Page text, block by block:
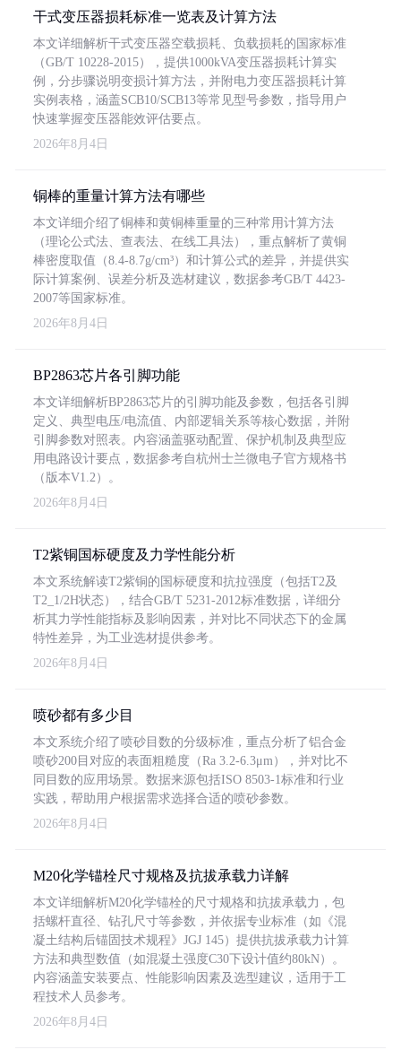
干式变压器损耗标准一览表及计算方法
本文详细解析干式变压器空载损耗、负载损耗的国家标准
（GB/T 10228-2015），提供1000kVA变压器损耗计算实
例，分步骤说明变损计算方法，并附电力变压器损耗计算
实例表格，涵盖SCB10/SCB13等常见型号参数，指导用户
快速掌握变压器能效评估要点。
2026年8月4日
铜棒的重量计算方法有哪些
本文详细介绍了铜棒和黄铜棒重量的三种常用计算方法
（理论公式法、查表法、在线工具法），重点解析了黄铜
棒密度取值（8.4-8.7g/cm³）和计算公式的差异，并提供实
际计算案例、误差分析及选材建议，数据参考GB/T 4423-
2007等国家标准。
2026年8月4日
BP2863芯片各引脚功能
本文详细解析BP2863芯片的引脚功能及参数，包括各引脚
定义、典型电压/电流值、内部逻辑关系等核心数据，并附
引脚参数对照表。内容涵盖驱动配置、保护机制及典型应
用电路设计要点，数据参考自杭州士兰微电子官方规格书
（版本V1.2）。
2026年8月4日
T2紫铜国标硬度及力学性能分析
本文系统解读T2紫铜的国标硬度和抗拉强度（包括T2及
T2_1/2H状态），结合GB/T 5231-2012标准数据，详细分
析其力学性能指标及影响因素，并对比不同状态下的金属
特性差异，为工业选材提供参考。
2026年8月4日
喷砂都有多少目
本文系统介绍了喷砂目数的分级标准，重点分析了铝合金
喷砂200目对应的表面粗糙度（Ra 3.2-6.3μm），并对比不
同目数的应用场景。数据来源包括ISO 8503-1标准和行业
实践，帮助用户根据需求选择合适的喷砂参数。
2026年8月4日
M20化学锚栓尺寸规格及抗拔承载力详解
本文详细解析M20化学锚栓的尺寸规格和抗拔承载力，包
括螺杆直径、钻孔尺寸等参数，并依据专业标准（如《混
凝土结构后锚固技术规程》JGJ 145）提供抗拔承载力计算
方法和典型数值（如混凝土强度C30下设计值约80kN）。
内容涵盖安装要点、性能影响因素及选型建议，适用于工
程技术人员参考。
2026年8月4日